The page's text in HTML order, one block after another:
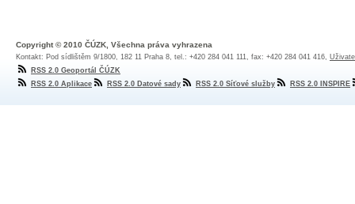
Copyright © 2010 ČÚZK, Všechna práva vyhrazena
Kontakt: Pod sídlištěm 9/1800, 182 11 Praha 8, tel.: +420 284 041 111, fax: +420 284 041 416,
RSS 2.0 Geoportál ČÚZK
RSS 2.0 Aplikace
RSS 2.0 Datové sady RSS 2.0 Síťové služby RSS 2.0 INSPIRE